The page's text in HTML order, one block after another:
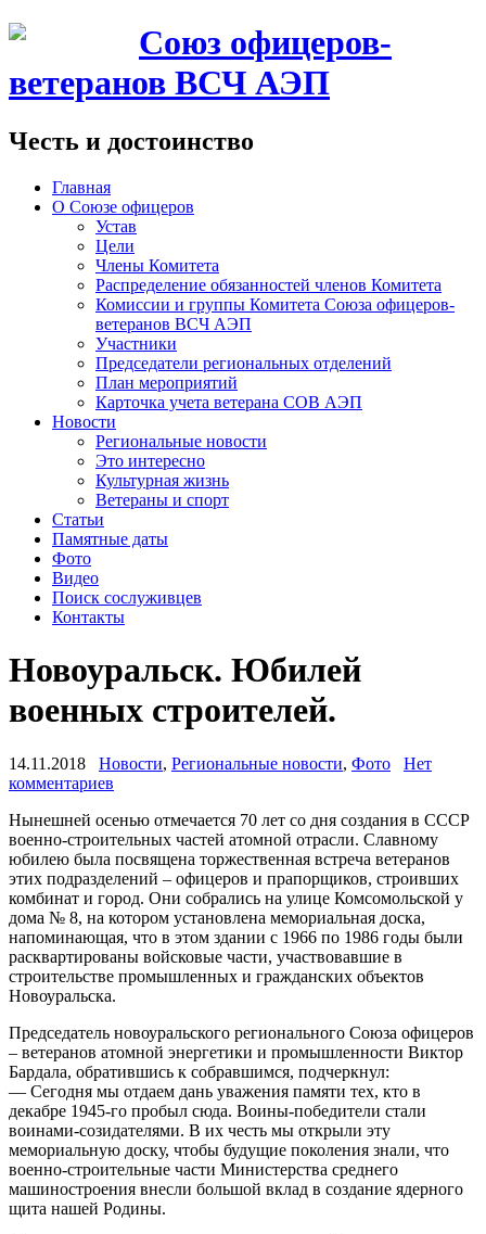
Союз офицеров-
ветеранов ВСЧ АЭП
Честь и достоинство
Главная
О Союзе офицеров
Устав
Цели
Члены Комитета
Распределение обязанностей членов Комитета
Комиссии и группы Комитета Союза офицеров-
ветеранов ВСЧ АЭП
Участники
Председатели региональных отделений
План мероприятий
Карточка учета ветерана CОВ АЭП
Новости
Региональные новости
Это интересно
Культурная жизнь
Ветераны и спорт
Статьи
Памятные даты
Фото
Видео
Поиск сослуживцев
Контакты
Новоуральск. Юбилей
военных строителей.
14.11.2018 Новости, Региональные новости, Фото
Нет
комментариев
Нынешней осенью отмечается 70 лет со дня создания в СССР
военно-строительных частей атомной отрасли. Славному
юбилею была посвящена торжественная встреча ветеранов
этих подразделений – офицеров и прапорщиков, строивших
комбинат и город. Они собрались на улице Комсомольской у
дома № 8, на котором установлена мемориальная доска,
напоминающая, что в этом здании с 1966 по 1986 годы были
расквартированы войсковые части, участвовавшие в
строительстве промышленных и гражданских объектов
Новоуральска.
Председатель новоуральского регионального Союза офицеров
– ветеранов атомной энергетики и промышленности Виктор
Бардала, обратившись к собравшимся, подчеркнул:
— Сегодня мы отдаем дань уважения памяти тех, кто в
декабре 1945-го пробыл сюда. Воины-победители стали
воинами-созидателями. В их честь мы открыли эту
мемориальную доску, чтобы будущие поколения знали, что
военно-строительные части Министерства среднего
машиностроения внесли большой вклад в создание ядерного
щита нашей Родины.